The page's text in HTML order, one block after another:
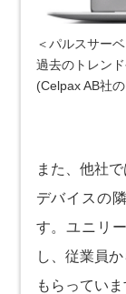
＜パルスサー
過去のトレン
(Celpax AB社
また、他社
デバイスの
す。ユニリ
し、従業員
もらってい